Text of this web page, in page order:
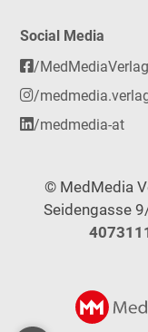
Social Media
/MedMediaVerlag
/
/medmedia-at
© MedMedia
Seidengasse